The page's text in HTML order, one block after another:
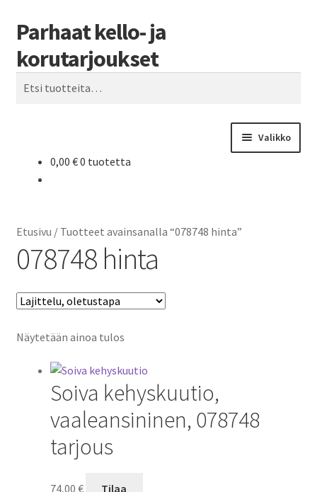
Siirry
navigointiin
Siirry
sisältöön
Parhaat kello- ja
korutarjoukset
Haku
Valikko
0,00 €0 tuotetta
Etusivu / Tuotteet avainsanalla “078748 hinta”
078748 hinta
Näytetään ainoa tulos
Soiva kehyskuutio,
vaaleansininen, 078748
tarjous
74,00 € Tilaa